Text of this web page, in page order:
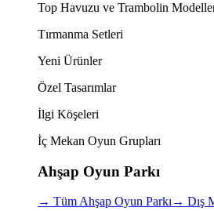
Top Havuzu ve Trambolin
Tırmanma Setleri
Yeni Ürünler
Özel Tasarımlar
İlgi Köşeleri
İç Mekan Oyun Grupları
Ahşap Oyun Parkı
→ Tüm Ahşap Oyun Parkı→ Dış